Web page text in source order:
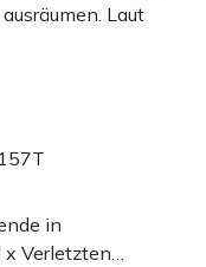
Laut
157T
in
Verletzten…